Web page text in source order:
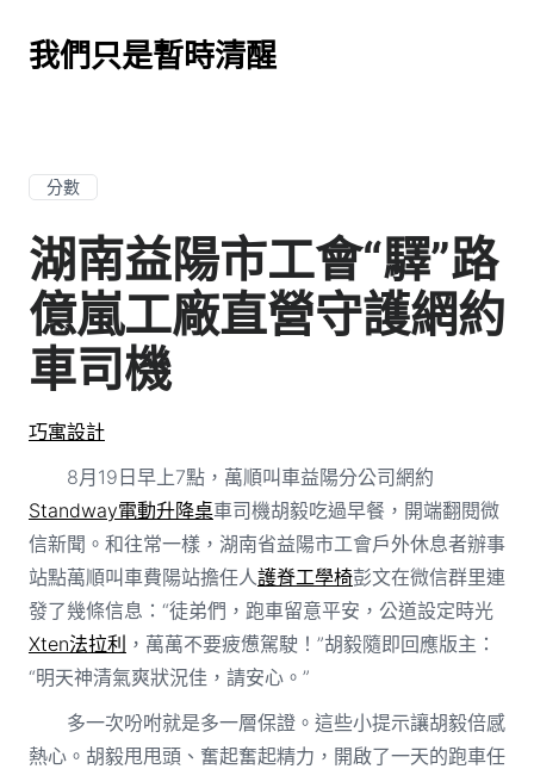
我們只是暫時清醒
分數
湖南益陽市工會“驛”路
億嵐工廠直營守護網約
車司機
巧寓設計
8月19日早上7點，萬順叫車益陽分公司網約
Standway電動升降桌車司機胡毅吃過早餐，開端翻閱微
信新聞。和往常一樣，湖南省益陽市工會戶外休息者辦事
站點萬順叫車費陽站擔任人護脊工學椅彭文在微信群里連
發了幾條信息：“徒弟們，跑車留意平安，公道設定時光
Xten法拉利 ，萬萬不要疲憊駕駛！”胡毅隨即回應版主：
“明天神清氣爽狀況佳，請安心。”
多一次吩咐就是多一層保證。這些小提示讓胡毅倍感
熱心。胡毅甩甩頭、奮起奮起精力，開啟了一天的跑車任